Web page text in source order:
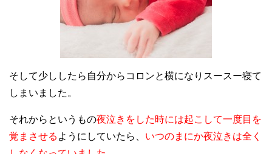
そして少ししたら自分からコロンと横になりスースー寝て
しまいました。
それからというもの夜泣きをした時には起こして一度目を
覚まさせる ようにしていたら、 いつのまにか夜泣きは全く